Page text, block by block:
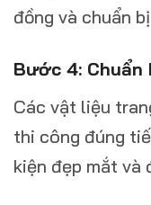
đồng và chuẩn
Bước 4:
Các vật liệu
thi công đúng
kiện đẹp mắt và